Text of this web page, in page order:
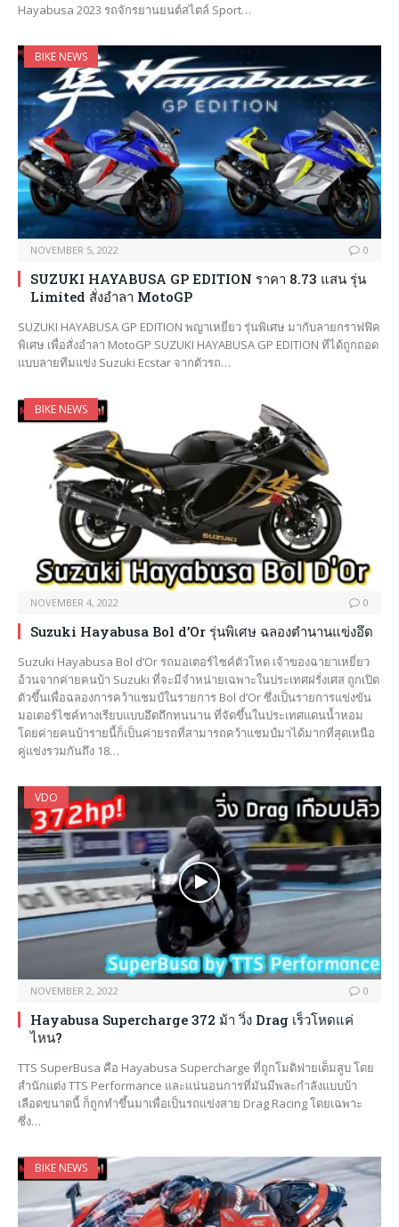
Hayabusa 2023 รถจักรยานยนต์สไตล์ Sport…
BIKE NEWS
NOVEMBER 5, 2022 0
SUZUKI HAYABUSA GP EDITION ราคา 8.73 แสน รุ่น
Limited สั่งอำลา MotoGP
SUZUKI HAYABUSA GP EDITION พญาเหยี่ยว รุ่นพิเศษ มากับลายกราฟฟิค
พิเศษ เพื่อสั่งอำลา MotoGP SUZUKI HAYABUSA GP EDITION ทีได้ถูกถอด
แบบลายทีมแข่ง Suzuki Ecstar จากตัวรถ…
BIKE NEWS
NOVEMBER 4, 2022 0
Suzuki Hayabusa Bol d’Or รุ่นพิเศษ ฉลองตำนานแข่งอึด
Suzuki Hayabusa Bol d’Or รถมอเตอร์ไซค์ตัวโหด เจ้าของฉายาเหยี่ยว
อ้วนจากค่ายคนบ้า Suzuki ที่จะมีจำหน่ายเฉพาะในประเทศฝรั่งเศส ถูกเปิด
ตัวขึ้นเพื่อฉลองการคว้าแชมป์ในรายการ Bol d’Or ซึ่งเป็นรายการแข่งขัน
มอเตอร์ไซค์ทางเรียบแบบอึดถึกทนนาน ที่จัดขึ้นในประเทศแดนน้ำหอม
โดยค่ายคนบ้ารายนี้ก็เป็นค่ายรถที่สามารถคว้าแชมป์มาได้มากที่สุดเหนือ
คู่แข่งรวมกันถึง 18…
VDO
NOVEMBER 2, 2022 0
Hayabusa Supercharge 372 ม้า วิ่ง Drag เร็วโหดแค่
ไหน?
TTS SuperBusa คือ Hayabusa Supercharge ที่ถูกโมดิฟายเต็มสูบ โดย
สำนักแต่ง TTS Performance และแน่นอนการที่มันมีพละกำลังแบบบ้า
เลือดขนาดนี้ ก็ถูกทำขึ้นมาเพื่อเป็นรถแข่งสาย Drag Racing โดยเฉพาะ
ซึ่ง…
BIKE NEWS